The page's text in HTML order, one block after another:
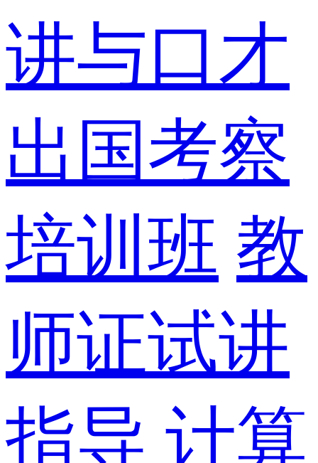
讲与口才
出国考察
培训班 教
师证试讲
指导 计算